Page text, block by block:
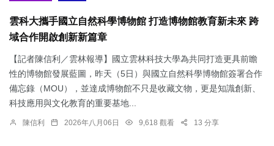
雲科大攜手國立自然科學博物館 打造博物館教育新未來 跨
域合作開啟創新新篇章
【記者陳信利／雲林報導】國立雲林科技大學為共同打造更具前瞻
性的博物館發展藍圖，昨天（5日）與國立自然科學博物館簽署合作
備忘錄（MOU），並達成博物館不只是收藏文物，更是知識創新、
科技應用與文化教育的重要基地...
陳信利 2026年八月06日 9,618 觀看 13 分享